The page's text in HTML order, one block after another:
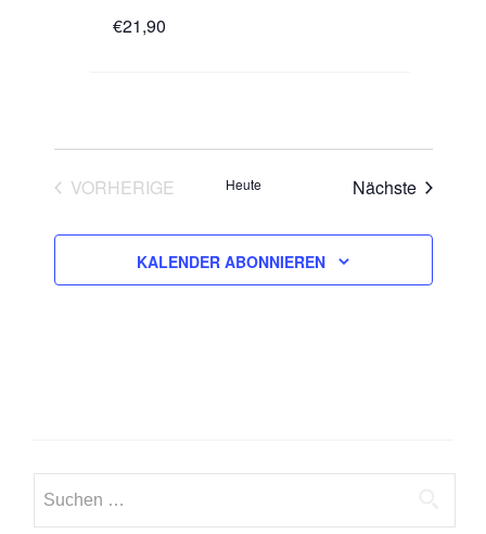
€21,90
VORHERIGE VERANSTALTUNGEN
Heute Nächste
KALENDER ABONNIEREN
nach: